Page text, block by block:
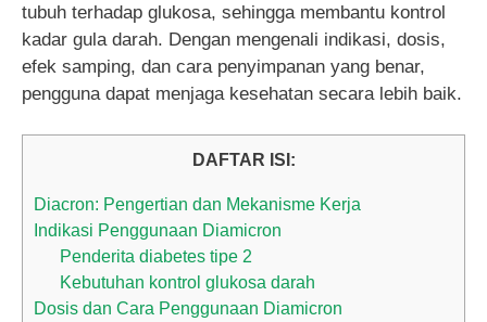
tubuh terhadap glukosa, sehingga membantu kontrol
kadar gula darah. Dengan mengenali indikasi, dosis,
efek samping, dan cara penyimpanan yang benar,
pengguna dapat menjaga kesehatan secara lebih baik.
DAFTAR ISI:
Diacron: Pengertian dan Mekanisme Kerja
Indikasi Penggunaan Diamicron
Penderita diabetes tipe 2
Kebutuhan kontrol glukosa darah
Dosis dan Cara Penggunaan Diamicron